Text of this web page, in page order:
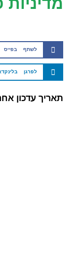
לשתף בפייס
לפרגן
תאריך עדכון